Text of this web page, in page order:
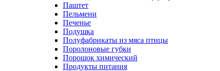
Паштет
Пельмени
Печенье
Подушка
Полуфабрикаты из мяса птицы
Поролоновые губки
Порошок химический
Продукты питания